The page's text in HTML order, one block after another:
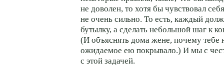
не доволен, то хотя бы чувствовал
не очень сильно. То есть, каждый
бутылку, а сделать небольшой шаг к
(И объяснять дома жене, почему тебе
ожидаемое ею покрывало.) И мы с
с этой задачей.